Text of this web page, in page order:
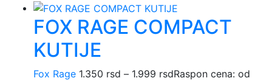
FOX RAGE COMPACT
KUTIJE
Fox Rage 1.350 rsd – 1.999 rsdRaspon cena: od